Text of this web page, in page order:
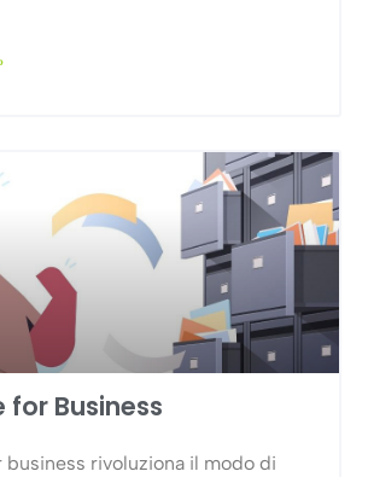
for Business
business rivoluziona il modo di